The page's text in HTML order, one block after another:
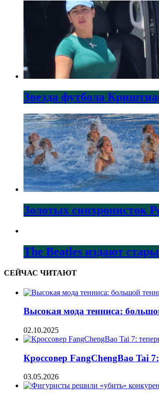
Звезда футбола
Золотых синхронисток
The Beatles издают
СЕЙЧАС ЧИТАЮТ
Высокая мода тенниса:
02.10.2025
Кроссовер FangChengBao Tai
03.05.2026